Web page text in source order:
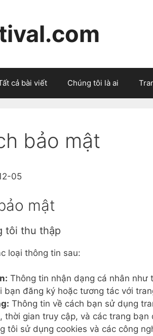
cả bài viết Chúng tôi là ai
bảo mật
05
mật
tôi thu thập
loại thông tin sau:
Thông tin nhận dạng cá nhân như
bạn đăng ký hoặc tương tác với
Thông tin về cách bạn sử dụng
thời gian truy cập, và các trang bạn
tôi sử dụng cookies và các công